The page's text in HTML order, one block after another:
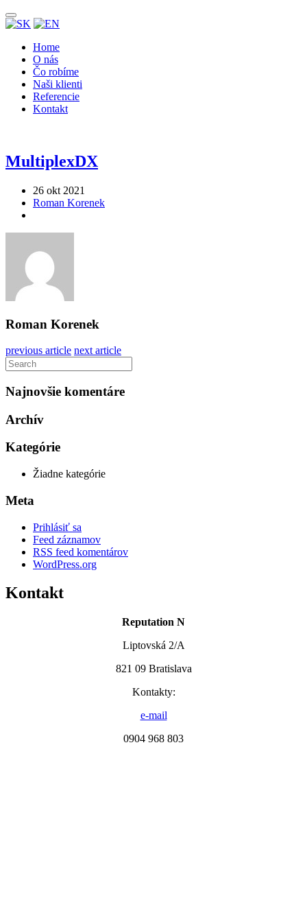
Home
O nás
Čo robíme
Naši klienti
Referencie
Kontakt
MultiplexDX
26 okt 2021
Roman Korenek
Roman Korenek
previous article next article
Najnovšie komentáre
Archív
Kategórie
Žiadne kategórie
Meta
Prihlásiť sa
Feed záznamov
RSS feed komentárov
WordPress.org
Kontakt
Reputation N
Liptovská 2/A
821 09 Bratislava
Kontakty:
e-mail
0904 968 803